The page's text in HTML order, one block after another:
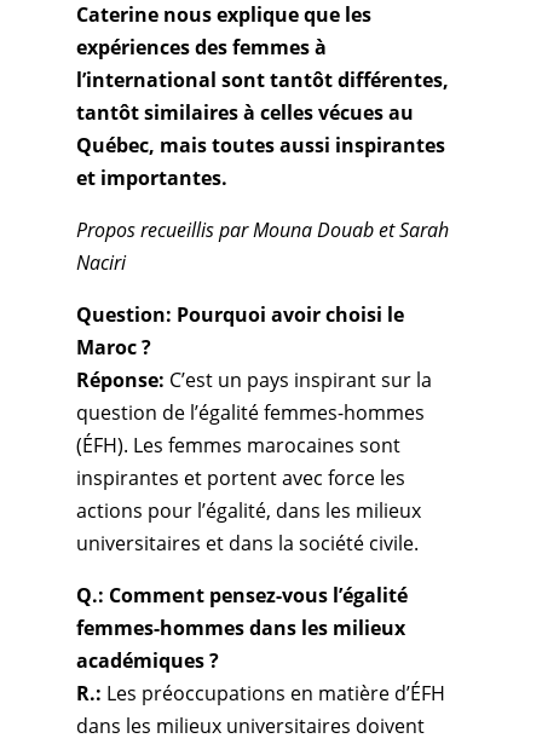
Caterine nous explique que les
expériences des femmes à
l’international sont tantôt différentes,
tantôt similaires à celles vécues au
Québec, mais toutes aussi inspirantes
et importantes.
Propos recueillis par Mouna Douab et Sarah
Naciri
Question: Pourquoi avoir choisi le
Maroc ?
Réponse: C’est un pays inspirant sur la
question de l’égalité femmes-hommes
(ÉFH). Les femmes marocaines sont
inspirantes et portent avec force les
actions pour l’égalité, dans les milieux
universitaires et dans la société civile.
Q.: Comment pensez-vous l’égalité
femmes-hommes dans les milieux
académiques ?
R.: Les préoccupations en matière d’ÉFH
dans les milieux universitaires doivent